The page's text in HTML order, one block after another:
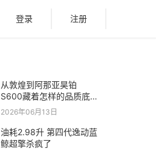
登录 注册
从敦煌到阿那亚昊铂
S600藏着怎样的品质底
气
2026年06月13日
油耗2.98升 第四代逸动蓝
鲸超擎杀疯了